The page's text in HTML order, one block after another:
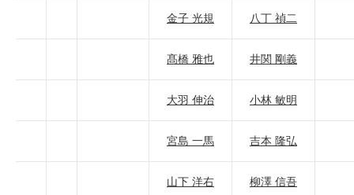
金子 光規 八丁 禎二
髙橋 雅也 井関 剛義
大羽 伸治 小林 敏明
宮島 一馬 吉本 隆弘
山下 洋右 柳澤 信吾